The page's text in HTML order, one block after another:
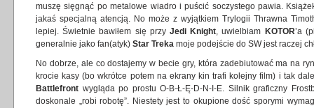
muszę sięgnąć po metalowe wiadro i puścić soczystego pawia.
jakaś specjalną atencją. No może z wyjątkiem Trylogii Thrawna
lepiej. Świetnie bawiłem się przy Jedi Knight, uwielbiam KOTOR’a
generalnie jako fan(atyk) Star Treka moje podejście do SW jest raczej
No dobrze, ale co dostajemy w becie gry, która zadebiutować ma na
krocie kasy (bo wkrótce potem na ekrany kin trafi kolejny film) i tak
Battlefront wygląda po prostu O-B-Ł-Ę-D-N-I-E. Silnik graficzny
doskonale „robi robotę”. Niestety jest to okupione dość sporymi